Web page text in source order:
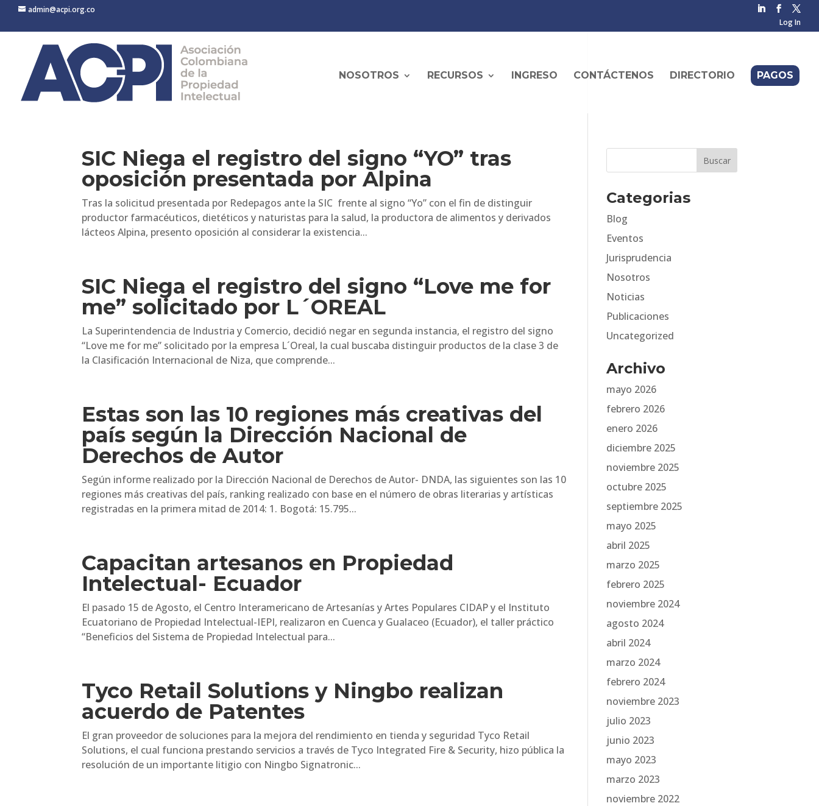
admin@acpi.org.co
Log In
NOSOTROS RECURSOS INGRESO CONTÁCTENOS DIRECTORIO PAGOS
SIC Niega el registro del signo “YO” tras
oposición presentada por Alpina
Tras la solicitud presentada por Redepagos ante la SIC frente al signo “Yo” con el fin de distinguir
productor farmacéuticos, dietéticos y naturistas para la salud, la productora de alimentos y derivados
lácteos Alpina, presento oposición al considerar la existencia...
SIC Niega el registro del signo “Love me for
me” solicitado por L´OREAL
La Superintendencia de Industria y Comercio, decidió negar en segunda instancia, el registro del signo
“Love me for me” solicitado por la empresa L´Oreal, la cual buscaba distinguir productos de la clase 3 de
la Clasificación Internacional de Niza, que comprende...
Estas son las 10 regiones más creativas del
país según la Dirección Nacional de
Derechos de Autor
Según informe realizado por la Dirección Nacional de Derechos de Autor- DNDA, las siguientes son las 10
regiones más creativas del país, ranking realizado con base en el número de obras literarias y artísticas
registradas en la primera mitad de 2014: 1. Bogotá: 15.795...
Capacitan artesanos en Propiedad
Intelectual- Ecuador
El pasado 15 de Agosto, el Centro Interamericano de Artesanías y Artes Populares CIDAP y el Instituto
Ecuatoriano de Propiedad Intelectual-IEPI, realizaron en Cuenca y Gualaceo (Ecuador), el taller práctico
“Beneficios del Sistema de Propiedad Intelectual para...
Tyco Retail Solutions y Ningbo realizan
acuerdo de Patentes
El gran proveedor de soluciones para la mejora del rendimiento en tienda y seguridad Tyco Retail
Solutions, el cual funciona prestando servicios a través de Tyco Integrated Fire & Security, hizo pública la
resolución de un importante litigio con Ningbo Signatronic...
Categorias
Blog
Eventos
Jurisprudencia
Nosotros
Noticias
Publicaciones
Uncategorized
Archivo
mayo 2026
febrero 2026
enero 2026
diciembre 2025
noviembre 2025
octubre 2025
septiembre 2025
mayo 2025
abril 2025
marzo 2025
febrero 2025
noviembre 2024
agosto 2024
abril 2024
marzo 2024
febrero 2024
noviembre 2023
julio 2023
junio 2023
mayo 2023
marzo 2023
noviembre 2022